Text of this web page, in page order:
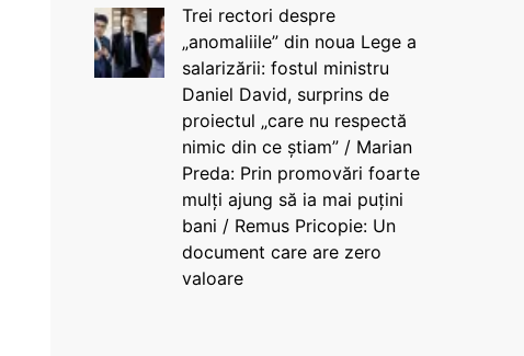
Trei rectori despre
„anomaliile” din noua Lege a
salarizării: fostul ministru
Daniel David, surprins de
proiectul „care nu respectă
nimic din ce știam” / Marian
Preda: Prin promovări foarte
mulți ajung să ia mai puțini
bani / Remus Pricopie: Un
document care are zero
valoare